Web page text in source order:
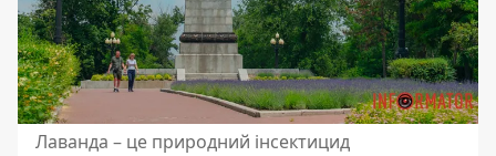
Лаванда – це природний інсектицид